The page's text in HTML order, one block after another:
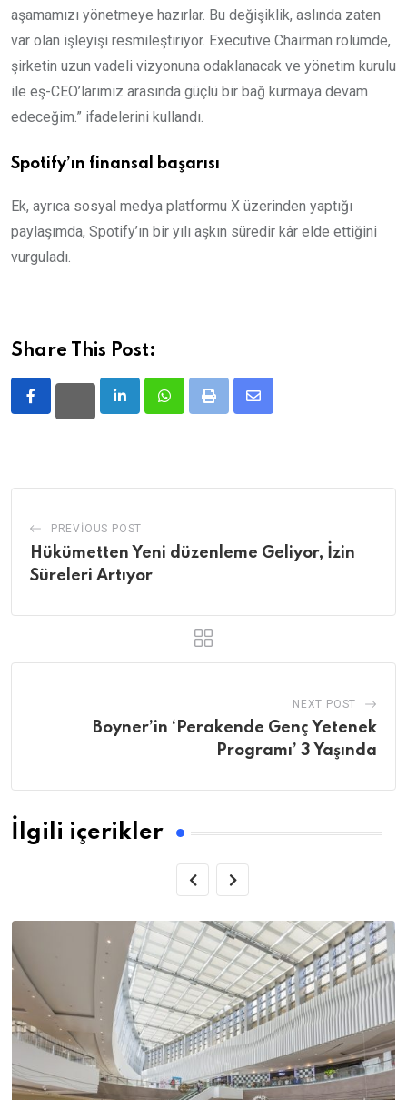
aşamamızı yönetmeye hazırlar. Bu değişiklik, aslında zaten
var olan işleyişi resmileştiriyor. Executive Chairman rolümde,
şirketin uzun vadeli vizyonuna odaklanacak ve yönetim kurulu
ile eş-CEO’larımız arasında güçlü bir bağ kurmaya devam
edeceğim.” ifadelerini kullandı.
Spotify’ın finansal başarısı
Ek, ayrıca sosyal medya platformu X üzerinden yaptığı
paylaşımda, Spotify’ın bir yılı aşkın süredir kâr elde ettiğini
vurguladı.
Share This Post:
LinkedInWhatsappPrint
Share
PREVIOUS POST
Hükümetten Yeni düzenleme Geliyor, İzin
Süreleri Artıyor
NEXT POST
Boyner’in ‘Perakende Genç Yetenek
Programı’ 3 Yaşında
İlgili içerikler